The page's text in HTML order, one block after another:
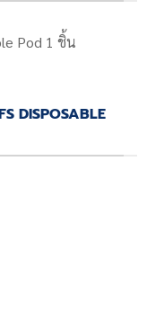
Pod 1 ชิ้น
DISPOSABLE